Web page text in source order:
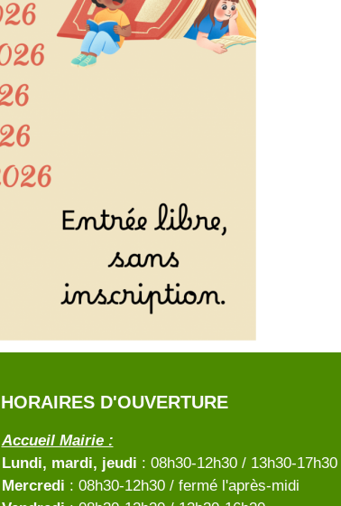
HORAIRES D'OUVERTURE
Accueil Mairie :
Lundi, mardi, jeudi : 08h30-12h30 / 13h30-17h30
Mercredi : 08h30-12h30 / fermé l'après-midi